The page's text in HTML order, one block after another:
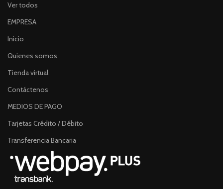
Ver todos
EMPRESA
Inicio
Quienes somos
Tienda virtual
Contáctenos
MEDIOS DE PAGO
Tarjetas Crédito / Débito
Transferencia Bancaria